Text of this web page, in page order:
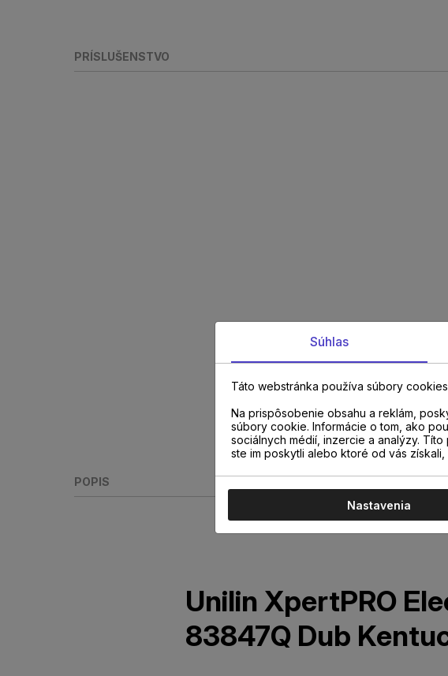
PRÍSLUŠENSTVO
POPIS
Unilin XpertPRO
83847Q Dub
Súhlas
Táto webstránka používa súbory cookies
Na prispôsobenie obsahu a reklám,
súbory cookie. Informácie o tom, ako
sociálnych médií, inzercie a analýzy.
ste im poskytli alebo ktoré od vás
Nastavenia